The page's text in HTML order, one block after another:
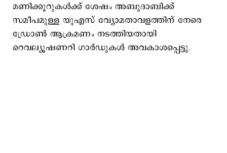
മണിക്കൂറുകൾക്ക് ശേഷം അബുദാബിക്ക്
സമീപമുള്ള യുഎസ് വ്യോമതാവളത്തിന് നേരെ
ഡ്രോൺ ആക്രമണം നടത്തിയതായി
റെവല്യൂഷണറി ഗാർഡുകൾ അവകാശപ്പെട്ടു.